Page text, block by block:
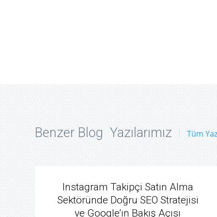
Benzer Blog Yazılarımız Tüm
Instagram Takipçi Satın Alma
Sektöründe Doğru SEO Stratejisi
ve Google’ın Bakış Açısı